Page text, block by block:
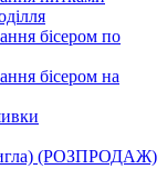
бісером по
бісером на
игла) (РОЗПРОДАЖ)